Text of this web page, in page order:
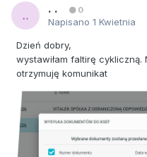
. . 0
Napisano 1 Kwietnia
Dzień dobry,
wystawiłam faltirę
otrzymuję komunikat